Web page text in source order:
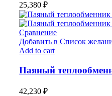
25,380 ₽
Сравнение
Добавить в Список
Add to cart
Паяный
42,230 ₽